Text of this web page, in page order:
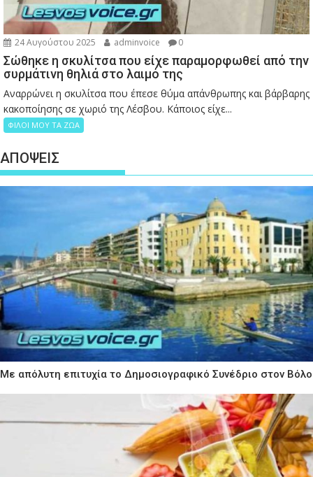
24 Αυγούστου 2025 adminvoice 0
Σώθηκε η σκυλίτσα που είχε παραμορφωθεί από την
συρμάτινη θηλιά στο λαιμό της
Αναρρώνει η σκυλίτσα που έπεσε θύμα απάνθρωπης και βάρβαρης
κακοποίησης σε χωριό της Λέσβου. Κάποιος είχε...
ΦΙΛΟΙ ΜΟΥ ΤΑ ΖΩΑ
ΑΠΟΨΕΙΣ
Με απόλυτη επιτυχία το Δημοσιογραφικό Συνέδριο στον Βόλο